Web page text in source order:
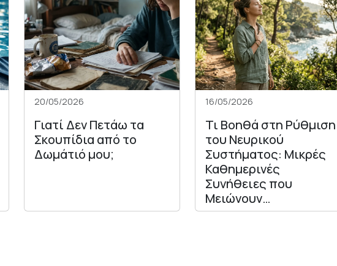
20/05/2026
Γιατί Δεν Πετάω τα
Σκουπίδια από το
Δωμάτιό μου;
16/05/2026
Τι Βοηθά στη Ρύθμιση
του Νευρικού
Συστήματος: Μικρές
Καθημερινές
Συνήθειες που
Μειώνουν…